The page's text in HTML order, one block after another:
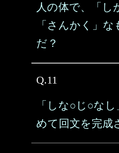
人の体で、「し
「さんかく」
だ？
Q.11
「しな○じ○な
めて回文を完成